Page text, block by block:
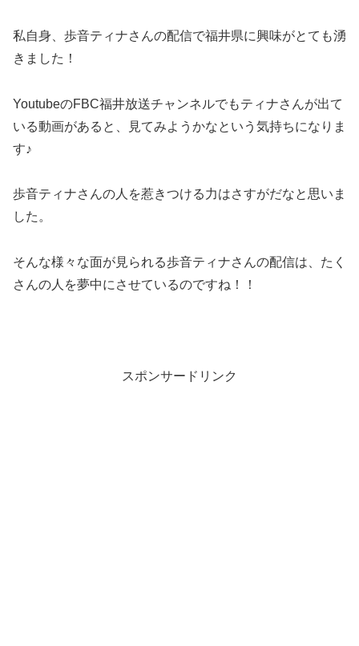
私自身、歩音ティナさんの配信で福井県に興味がとても湧
きました！
YoutubeのFBC福井放送チャンネルでもティナさんが出て
いる動画があると、見てみようかなという気持ちになりま
す♪
歩音ティナさんの人を惹きつける力はさすがだなと思いま
した。
そんな様々な面が見られる歩音ティナさんの配信は、たく
さんの人を夢中にさせているのですね！！
スポンサードリンク